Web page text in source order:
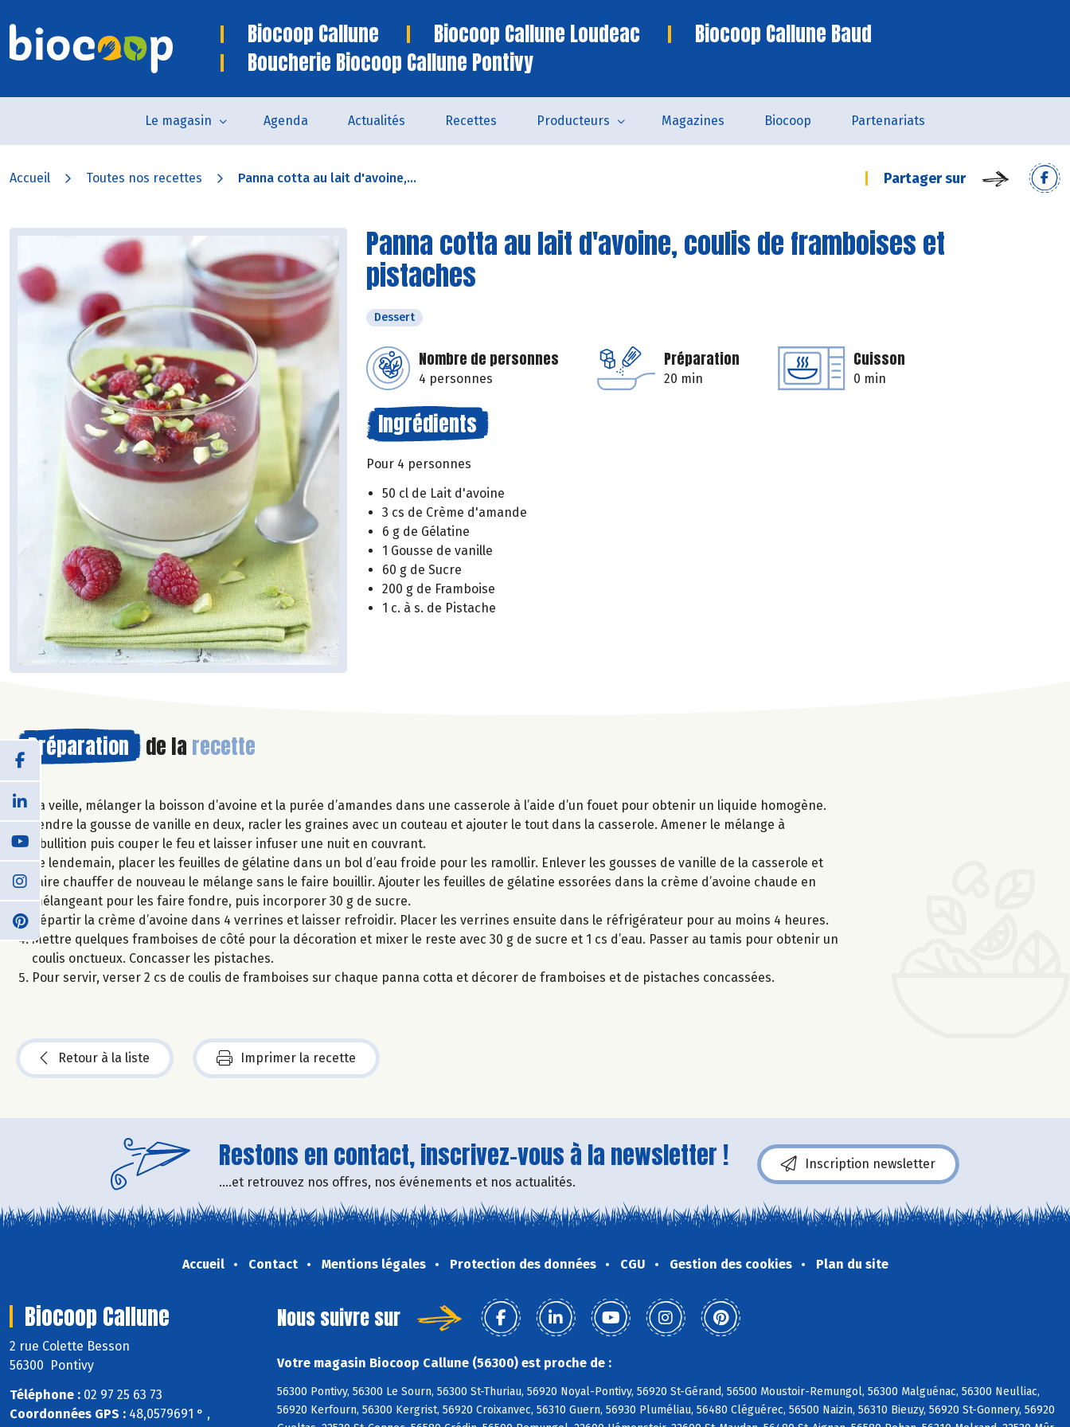
Biocoop Callune Biocoop Callune Loudeac
Biocoop Callune Baud
Boucherie Biocoop Callune Pontivy
Le magasin Agenda Actualités Recettes Producteurs Magazines Biocoop Partenariats
Accueil Toutes nos recettes Panna cotta au lait d'avoine,... Partager sur
Panna cotta au lait d'avoine, coulis de framboises et
pistaches
Dessert
Nombre de personnes
4 personnes
Préparation
20 min
Cuisson
0 min
Ingrédients
Pour 4 personnes
50 cl de Lait d'avoine
3 cs de Crème d'amande
6 g de Gélatine
1 Gousse de vanille
60 g de Sucre
200 g de Framboise
1 c. à s. de Pistache
Préparation de la recette
La veille, mélanger la boisson d’avoine et la purée d’amandes dans une casserole à l’aide d’un fouet pour obtenir un liquide homogène.
Fendre la gousse de vanille en deux, racler les graines avec un couteau et ajouter le tout dans la casserole. Amener le mélange à
ébullition puis couper le feu et laisser infuser une nuit en couvrant.
Le lendemain, placer les feuilles de gélatine dans un bol d’eau froide pour les ramollir. Enlever les gousses de vanille de la casserole et
faire chauffer de nouveau le mélange sans le faire bouillir. Ajouter les feuilles de gélatine essorées dans la crème d’avoine chaude en
mélangeant pour les faire fondre, puis incorporer 30 g de sucre.
Répartir la crème d’avoine dans 4 verrines et laisser refroidir. Placer les verrines ensuite dans le réfrigérateur pour au moins 4 heures.
Mettre quelques framboises de côté pour la décoration et mixer le reste avec 30 g de sucre et 1 cs d’eau. Passer au tamis pour obtenir un
coulis onctueux. Concasser les pistaches.
Pour servir, verser 2 cs de coulis de framboises sur chaque panna cotta et décorer de framboises et de pistaches concassées.
Retour à la liste Imprimer la recette
Restons en contact, inscrivez-vous à la newsletter !
....et retrouvez nos offres, nos événements et nos actualités.
Inscription newsletter
Accueil Contact Mentions légales Protection des données CGU Gestion des cookies Plan du site
Biocoop Callune
2 rue Colette Besson
56300 Pontivy
Téléphone : 02 97 25 63 73
Coordonnées GPS : 48,0579691 ° ,
Nous suivre sur
Votre magasin Biocoop Callune (56300) est proche de :
56300 Pontivy, 56300 Le Sourn, 56300 St-Thuriau, 56920 Noyal-Pontivy, 56920 St-Gérand, 56500 Moustoir-Remungol, 56300 Malguénac, 56300 Neulliac,
56920 Kerfourn, 56300 Kergrist, 56920 Croixanvec, 56310 Guern, 56930 Pluméliau, 56480 Cléguérec, 56500 Naizin, 56310 Bieuzy, 56920 St-Gonnery, 56920